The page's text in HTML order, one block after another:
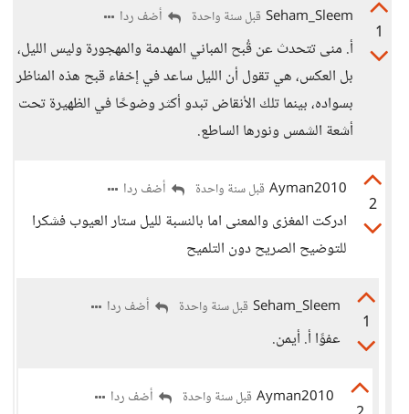
1
Seham_Sleem قبل سنة واحدة أضف ردا
أ. منى تتحدث عن قُبح المباني المهدمة والمهجورة وليس الليل،
بل العكس، هي تقول أن الليل ساعد في إخفاء قبح هذه المناظر
بسواده، بينما تلك الأنقاض تبدو أكثر وضوحًا في الظهيرة تحت
أشعة الشمس ونورها الساطع.
2
Ayman2010 قبل سنة واحدة أضف ردا
ادركت المغزى والمعنى اما بالنسبة لليل ستار العيوب فشكرا
للتوضيح الصريح دون التلميح
1
Seham_Sleem قبل سنة واحدة أضف ردا
عفوًا أ. أيمن.
Ayman2010 قبل سنة واحدة أضف ردا